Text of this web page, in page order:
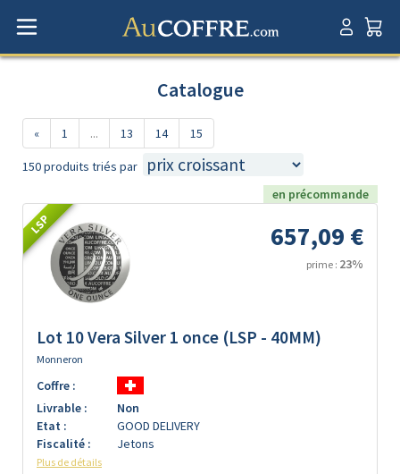
Catalogue
« 1 ... 13 14 15
150 produits triés par
en précommande
LSP 657,09 €
prime : 23%
Lot 10 Vera Silver 1 once (LSP - 40MM)
Monneron
Coffre :
Livrable :
Non
Etat :
GOOD DELIVERY
Fiscalité :
Jetons
Plus de détails